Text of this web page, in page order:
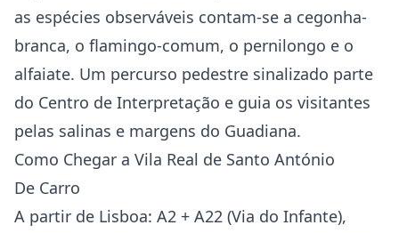
as espécies observáveis contam-se a cegonha-
branca, o flamingo-comum, o pernilongo e o
alfaiate. Um percurso pedestre sinalizado parte
do Centro de Interpretação e guia os visitantes
pelas salinas e margens do Guadiana.
Como Chegar a Vila Real de Santo António
De Carro
A partir de Lisboa: A2 + A22 (Via do Infante),